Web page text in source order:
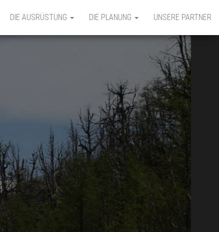
DIE AUSRÜSTUNG DIE PLANUNG UNSERE PARTNER